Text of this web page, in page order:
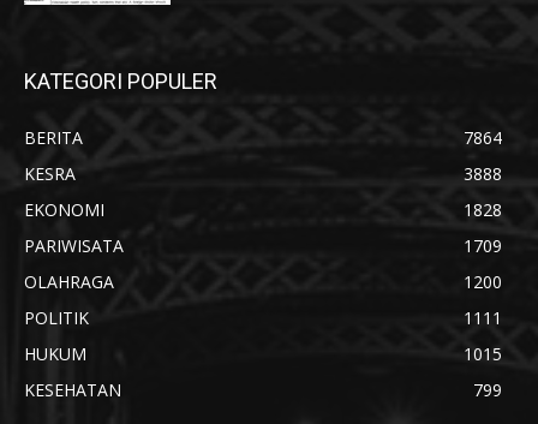
KATEGORI POPULER
BERITA
7864
KESRA
3888
EKONOMI
1828
PARIWISATA
1709
OLAHRAGA
1200
POLITIK
1111
HUKUM
1015
KESEHATAN
799